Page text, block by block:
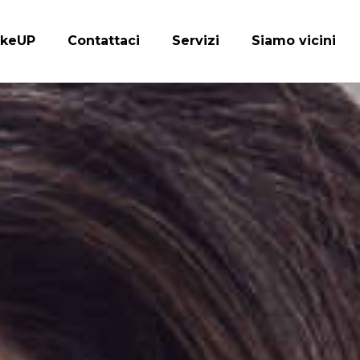
Contattaci Servizi Siamo vicini